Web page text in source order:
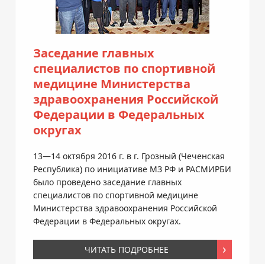
Заседание главных
специалистов по спортивной
медицине Министерства
здравоохранения Российской
Федерации в Федеральных
округах
13—14 октября 2016 г. в г. Грозный (Чеченская
Республика) по инициативе МЗ РФ и РАСМИРБИ
было проведено заседание главных
специалистов по спортивной медицине
Министерства здравоохранения Российской
Федерации в Федеральных округах.
ЧИТАТЬ ПОДРОБНЕЕ